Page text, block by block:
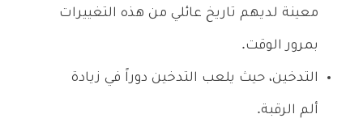
معينة لديهم تاريخ عائلي من هذه التغييرات
بمرور الوقت.
التدخين، حيث يلعب التدخين دوراً في زيادة
ألم الرقبة.